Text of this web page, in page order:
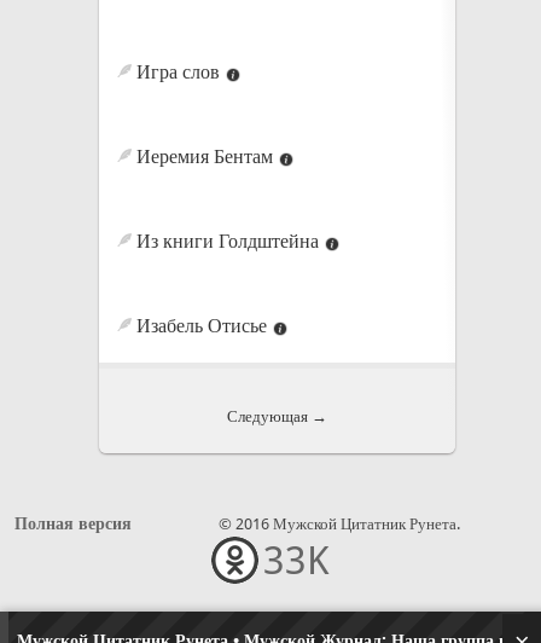
Игра слов
Иеремия Бентам
Из книги Голдштейна
Изабель Отисье
Следующая →
Полная версия © 2016 Мужской Цитатник Рунета.
33K